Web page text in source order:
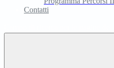
Contatti